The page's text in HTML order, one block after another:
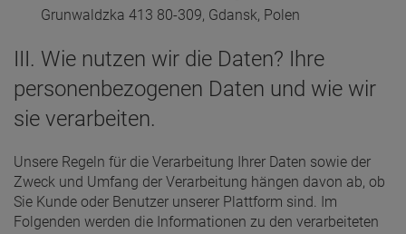
Grunwaldzka 413 80-309, Gdansk, Polen
III. Wie nutzen wir die Daten? Ihre
personenbezogenen Daten und wie wir
sie verarbeiten.
Unsere Regeln für die Verarbeitung Ihrer Daten sowie der
Zweck und Umfang der Verarbeitung hängen davon ab, ob
Sie Kunde oder Benutzer unserer Plattform sind. Im
Folgenden werden die Informationen zu den verarbeiteten